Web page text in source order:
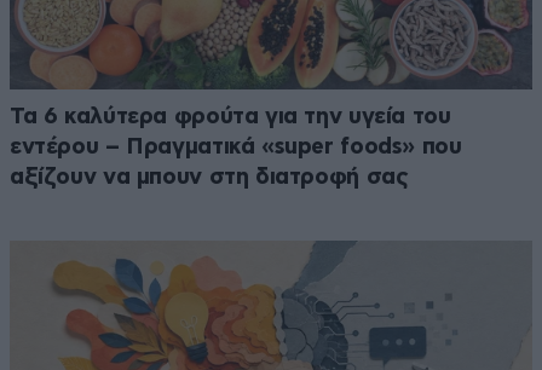
Τα 6 καλύτερα φρούτα για την υγεία του
εντέρου – Πραγματικά «super foods» που
αξίζουν να μπουν στη διατροφή σας